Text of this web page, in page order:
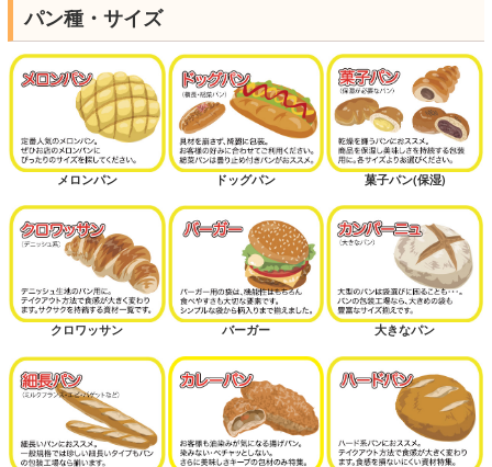
パン種・サイズ
メロンパン ドッグパン 菓子パン(保湿)
クロワッサン バーガー 大きなパン